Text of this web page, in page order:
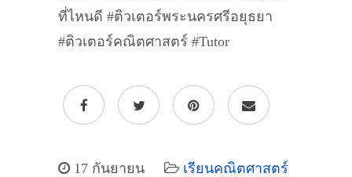
ที่ไหนดี #ติวเตอร์พระนครศรีอยุธยา
#ติวเตอร์คณิตศาสตร์ #Tutor
17 กันยายน
เรียนคณิตศาสตร์